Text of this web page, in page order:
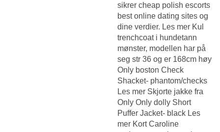
sikrer cheap polish escorts
best online dating sites og
dine verdier. Les mer Kul
trenchcoat i hundetann
mønster, modellen har på
seg str 36 og er 168cm høy
Only boston Check
Shacket- phantom/checks
Les mer Skjorte jakke fra
Only Only dolly Short
Puffer Jacket- black Les
mer KortCaroline